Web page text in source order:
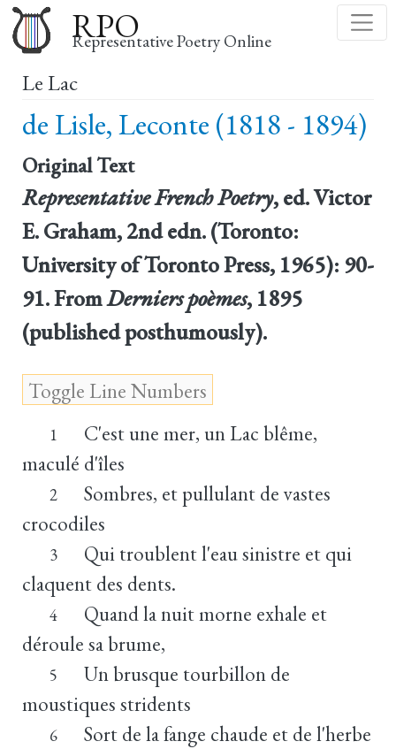
to
main
RPO
Representative Poetry Online
Le Lac
de Lisle, Leconte (1818 - 1894)
Original Text
Representative French Poetry, ed. Victor
E. Graham, 2nd edn. (Toronto:
University of Toronto Press, 1965): 90-
91. FromDerniers poèmes, 1895
(published posthumously).
1
C'est une mer, un Lac blême,
maculé d'îles
2
Sombres, et pullulant de vastes
crocodiles
3
Qui troublent l'eau sinistre et qui
claquent des dents.
4
Quand la nuit morne exhale et
déroule sa brume,
5
Un brusque tourbillon de
moustiques stridents
6
Sort de la fange chaude et de l'herbe